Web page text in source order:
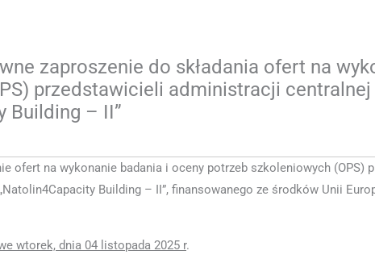
zaproszenie do składania ofert na
przedstawicieli administracji centralnej
Building – II”
ofert na wykonanie badania i oceny potrzeb szkoleniowych
Building – II”, finansowanego ze środków Unii
wtorek, dnia 04 listopada 2025 r.